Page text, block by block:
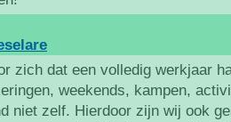
zich dat een volledig werkjaar
weekends, kampen,
niet zelf. Hierdoor zijn wij ook